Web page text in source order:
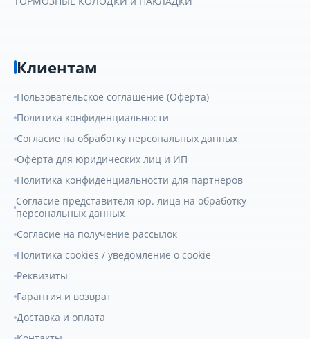
Клиентам
Пользовательское соглашение (Оферта)
Политика конфиденциальности
Согласие на обработку персональных данных
Оферта для юридических лиц и ИП
Политика конфиденциальности для партнёров
Согласие представителя юр. лица на обработку
персональных данных
Согласие на получение рассылок
Политика cookies / уведомление о cookie
Реквизиты
Гарантия и возврат
Доставка и оплата